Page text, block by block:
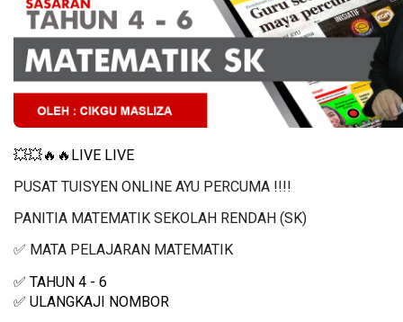
💥💥🔥🔥LIVE LIVE
PUSAT TUISYEN ONLINE AYU PERCUMA !!!!
PANITIA MATEMATIK SEKOLAH RENDAH (SK)
✅ MATA PELAJARAN MATEMATIK
✅ TAHUN 4 - 6
✅ ULANGKAJI NOMBOR